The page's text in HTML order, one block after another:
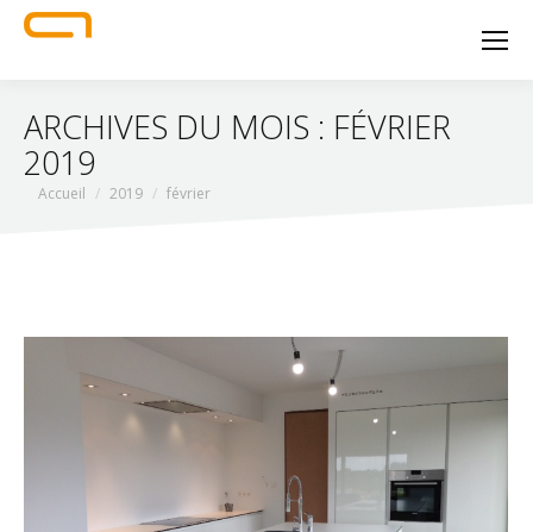
ARCHIVES DU MOIS : FÉVRIER
2019
Vous êtes ici :
Accueil 2019 février